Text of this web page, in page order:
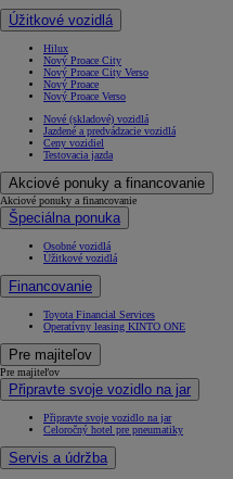
Úžitkové vozidlá
Hilux
Nový Proace City
Nový Proace City Verso
Nový Proace
Nový Proace Verso
Nové (skladové) vozidlá
Jazdené a predvádzacie vozidlá
Ceny vozidiel
Testovacia jazda
Akciové ponuky a financovanie
Akciové ponuky a financovanie
Špeciálna ponuka
Osobné vozidlá
Úžitkové vozidlá
Financovanie
Toyota Financial Services
Operatívny leasing KINTO ONE
Pre majiteľov
Pre majiteľov
Připravte svoje vozidlo na jar
Připravte svoje vozidlo na jar
Celoročný hotel pre pneumatiky
Servis a údržba